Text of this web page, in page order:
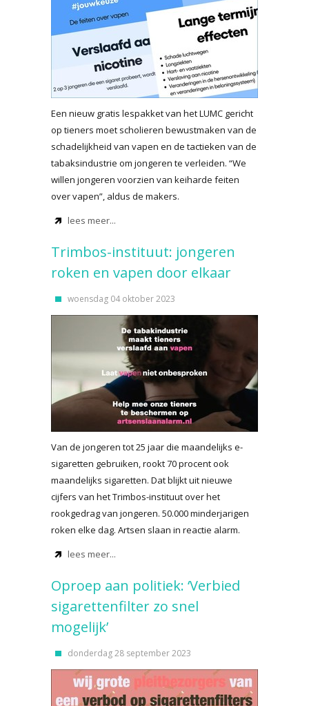
Een nieuw gratis lespakket van het LUMC gericht
op tieners moet scholieren bewustmaken van de
schadelijkheid van vapen en de tactieken van de
tabaksindustrie om jongeren te verleiden. “We
willen jongeren voorzien van keiharde feiten
over vapen”, aldus de makers.
lees meer...
Trimbos-instituut: jongeren
roken en vapen door elkaar
woensdag 04 oktober 2023
Van de jongeren tot 25 jaar die maandelijks e-
sigaretten gebruiken, rookt 70 procent ook
maandelijks sigaretten. Dat blijkt uit nieuwe
cijfers van het Trimbos-instituut over het
rookgedrag van jongeren. 50.000 minderjarigen
roken elke dag. Artsen slaan in reactie alarm.
lees meer...
Oproep aan politiek: ‘Verbied
sigarettenfilter zo snel
mogelijk’
donderdag 28 september 2023